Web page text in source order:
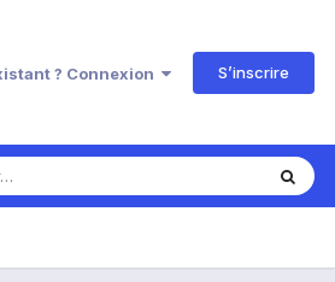
? Connexion S’inscrire